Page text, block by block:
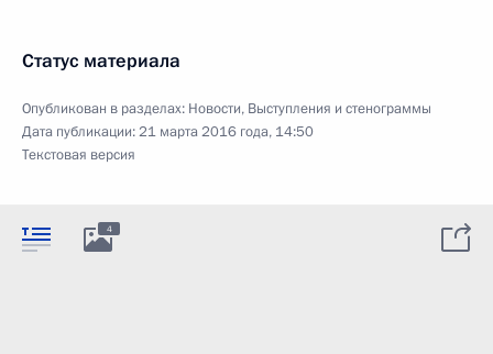
Статус материала
Опубликован в разделах: Новости, Выступления и стенограммы
Дата публикации:21 марта 2016 года, 14:50
Текстовая версия
4